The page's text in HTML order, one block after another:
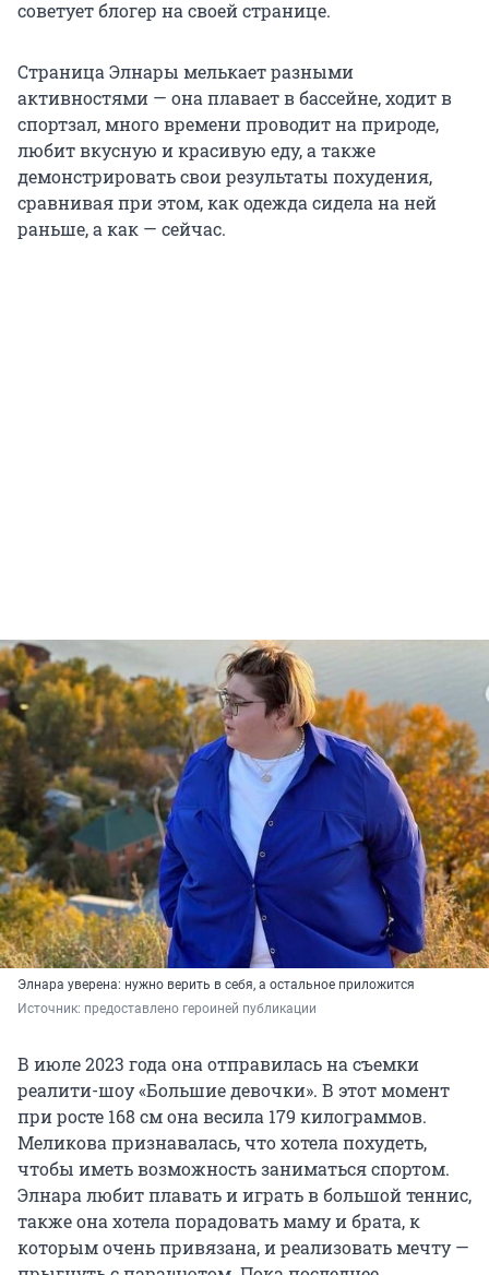
советует блогер на своей странице.
Страница Элнары мелькает разными
активностями — она плавает в бассейне, ходит в
спортзал, много времени проводит на природе,
любит вкусную и красивую еду, а также
демонстрировать свои результаты похудения,
сравнивая при этом, как одежда сидела на ней
раньше, а как — сейчас.
Элнара уверена: нужно верить в себя, а остальное приложится
Источник: предоставлено героиней публикации
В июле 2023 года она отправилась на съемки
реалити-шоу «Большие девочки». В этот момент
при росте 168 см она весила 179 килограммов.
Меликова признавалась, что хотела похудеть,
чтобы иметь возможность заниматься спортом.
Элнара любит плавать и играть в большой теннис,
также она хотела порадовать маму и брата, к
которым очень привязана, и реализовать мечту —